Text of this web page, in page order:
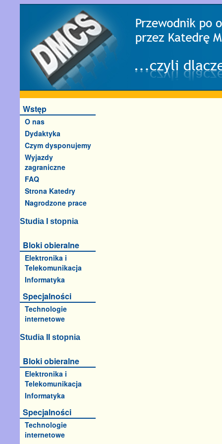
Wstęp
O nas
Dydaktyka
Czym dysponujemy
Wyjazdy
zagraniczne
FAQ
Strona Katedry
Nagrodzone prace
Studia I stopnia
Bloki obieralne
Elektronika i
Telekomunikacja
Informatyka
Specjalności
Technologie
internetowe
Studia II stopnia
Bloki obieralne
Elektronika i
Telekomunikacja
Informatyka
Specjalności
Technologie
internetowe